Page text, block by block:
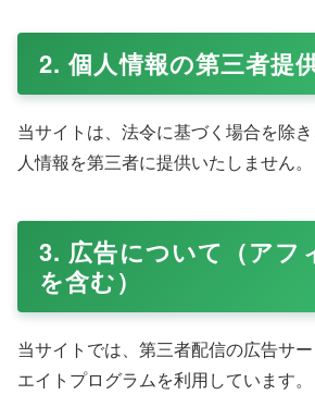
2. 個人情報の第三者提
当サイトは、法令に基づく場合を除
人情報を第三者に提供いたしません。
3. 広告について（アフ
を含む）
当サイトでは、第三者配信の広告サ
エイトプログラムを利用しています。